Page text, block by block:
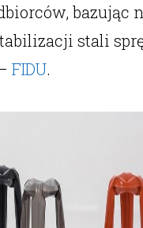
bazując
stali
FIDU.